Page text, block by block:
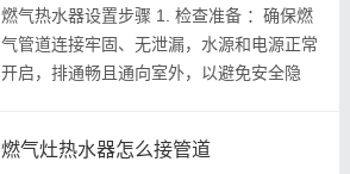
燃气热水器设置步骤 1. 检查准备 ：确保燃
气管道连接牢固、无泄漏，水源和电源正常
开启，排通畅且通向室外，以避免安全隐
门，观察点火状态（自动点火机型按“...
燃气灶热水器怎么接管道